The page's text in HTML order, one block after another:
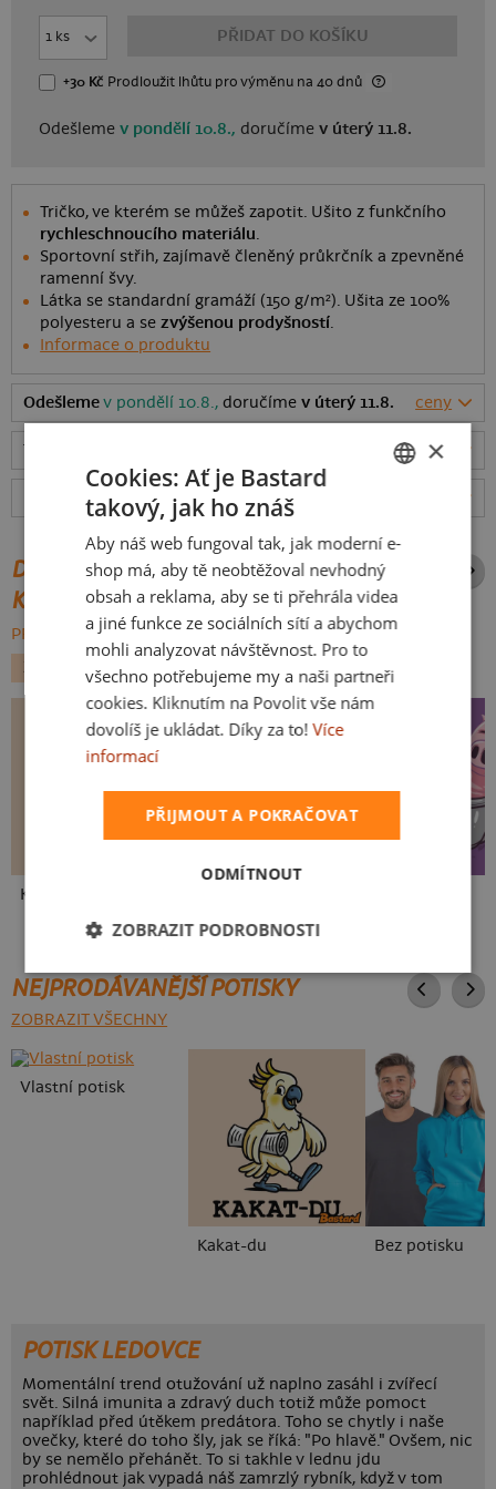
PŘIDAT DO KOŠÍKU
+30 Kč Prodloužit lhůtupro výměnu na 40 dnů
Odešlemev pondělí 10.8., doručímev úterý 11.8.
Tričko, ve kterém se můžeš zapotit. Ušito z funkčního
rychleschnoucího materiálu.
Sportovní střih, zajímavě členěný průkrčník a zpevněné
ramenní švy.
Látka se standardní gramáží (150 g/m²). Ušita ze 100%
polyesteru a sezvýšenou prodyšností.
Informace o produktu
Odešlemev pondělí 10.8., doručímev úterý 11.8. ceny
rozměry
Hodnocení: recenzí)
DALŠÍ POTISKY ZE STEJNÉ
KATEGORIE
PROCHÁZET VŠE:
ZVÍŘÁTKA
SPORT
Kakat-du
NEJPRODÁVANĚJŠÍ POTISKY
ZOBRAZIT VŠECHNY
Vlastní potisk
Kakat-du Bez potisku
POTISK LEDOVCE
Momentální trend otužování už naplno zasáhl i zvířecí
svět. Silná imunita a zdravý duch totiž může pomoct
například před útěkem predátora. Toho se chytly i naše
ovečky, které do toho šly, jak se říká: "Po hlavě." Ovšem, nic
by se nemělo přehánět. To si takhle v lednu jdu
prohlédnout jak vypadá náš zamrzlý rybník, když v tom
SLOVAK
×
Cookies: Ať je Bastard
takový, jak ho znáš
Aby náš web fungoval tak, jak moderní e-
shop má, aby tě neobtěžoval nevhodný
obsah a reklama, aby se ti přehrála videa
a jiné funkce ze sociálních sítí a abychom
mohli analyzovat návštěvnost. Pro to
všechno potřebujeme my a naši partneři
cookies. Kliknutím na Povolit vše nám
dovolíš je ukládat. Díky za to! Více
informací
PŘIJMOUT A POKRAČOVAT
ODMÍTNOUT
ZOBRAZIT PODROBNOSTI